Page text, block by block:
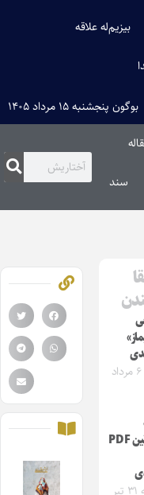
بیزیم‌له علاقه
بوگون پنجشنبه ۱۵ مرداد ۱۴۰۵
سند
سه‌شنبه ۶ مرداد
درگیسی‌نین PDF
چهارشنبه ۳۱ تیر